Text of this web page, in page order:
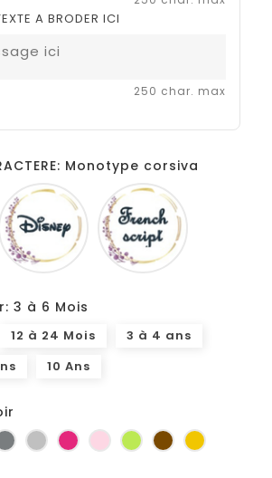
A BRODER ICI
250 char. max
Monotype corsiva
Disney
3 à 6 Mois
12 à 24 Mois
3 à 4 ans
10 Ans
Gris
foncé
Gris
clair
Fuchsia
RoseAnis MarronJaune